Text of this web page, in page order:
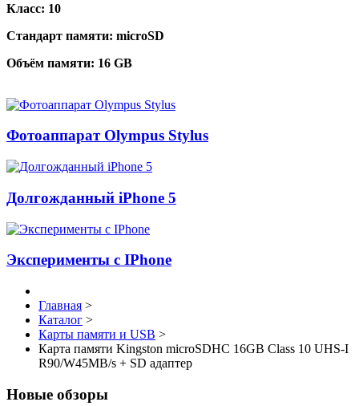
Класс: 10
Стандарт памяти: microSD
Объём памяти: 16 GB
Фотоаппарат Olympus Stylus
Долгожданный iPhone 5
Эксперименты с IPhone
Главная >
Каталог >
Карты памяти и USB >
Карта памяти Kingston microSDHC 16GB Class 10 UHS-I
R90/W45MB/s + SD адаптер
Новые обзоры